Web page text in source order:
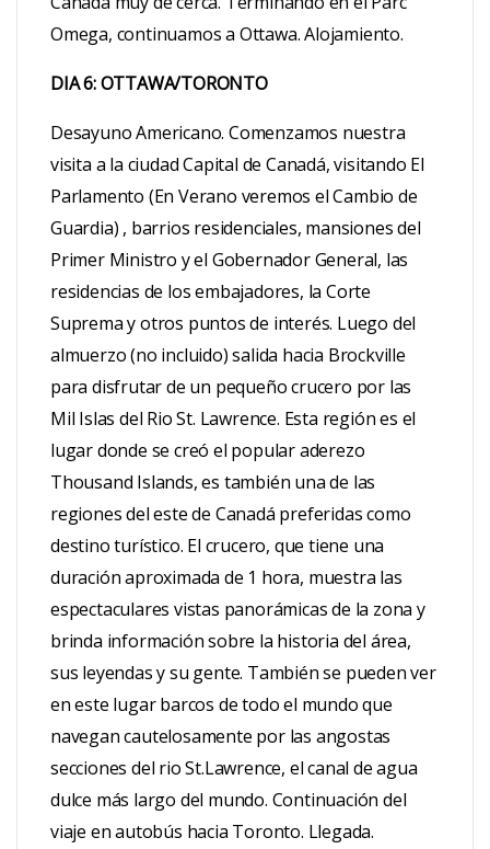
Omega, continuamos a Ottawa. Alojamiento.
DIA 6: OTTAWA/TORONTO
Desayuno Americano. Comenzamos nuestra
visita a la ciudad Capital de Canadá, visitando El
Parlamento (En Verano veremos el Cambio de
Guardia) , barrios residenciales, mansiones del
Primer Ministro y el Gobernador General, las
residencias de los embajadores, la Corte
Suprema y otros puntos de interés. Luego del
almuerzo (no incluido) salida hacia Brockville
para disfrutar de un pequeño crucero por las
Mil Islas del Rio St. Lawrence. Esta región es el
lugar donde se creó el popular aderezo
Thousand Islands, es también una de las
regiones del este de Canadá preferidas como
destino turístico. El crucero, que tiene una
duración aproximada de 1 hora, muestra las
espectaculares vistas panorámicas de la zona y
brinda información sobre la historia del área,
sus leyendas y su gente. También se pueden ver
en este lugar barcos de todo el mundo que
navegan cautelosamente por las angostas
secciones del rio St.Lawrence, el canal de agua
dulce más largo del mundo. Continuación del
viaje en autobús hacia Toronto. Llegada.